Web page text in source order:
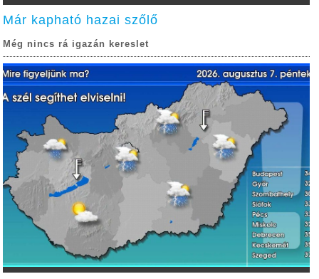
Már kapható hazai szőlő
Még nincs rá igazán kereslet